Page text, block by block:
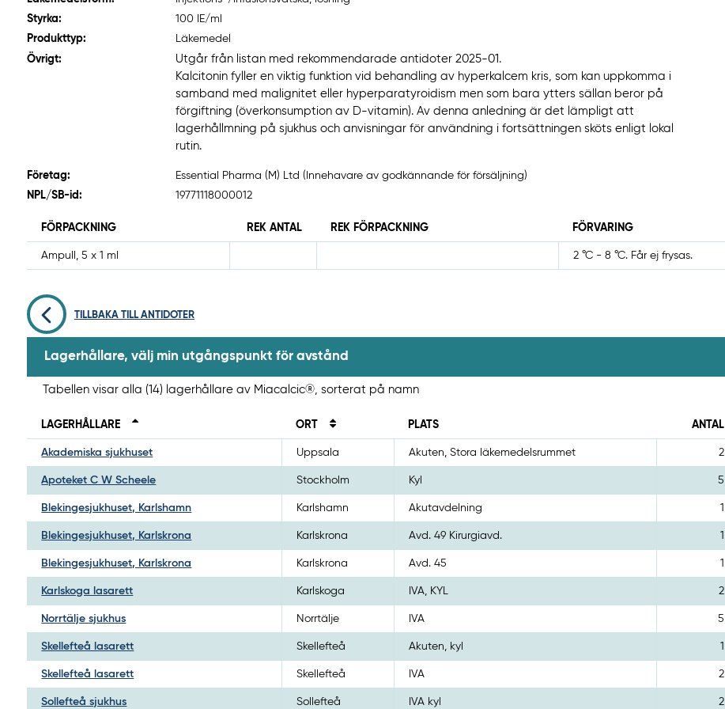
Styrka:
100 IE/ml
Produkttyp:
Läkemedel
Övrigt:
Utgår från listan med rekommendarade antidoter 2025-01.
Kalcitonin fyller en viktig funktion vid behandling av hyperkalcem kris, som kan uppkomma i
samband med malignitet eller hyperparatyroidism men som bara ytters sällan beror på
förgiftning (överkonsumption av D-vitamin). Av denna anledning är det lämpligt att
lagerhållmning på sjukhus och anvisningar för användning i fortsättningen sköts enligt lokal
rutin.
Företag:
Essential Pharma (M) Ltd (Innehavare av godkännande för försäljning)
NPL/SB-id:
19771118000012
FÖRPACKNING REK ANTAL REK FÖRPACKNING FÖRVARING
Ampull, 5 x 1 ml 2 °C - 8 °C. Får ej frysas.
TILLBAKA TILL ANTIDOTER
Lagerhållare, välj min utgångspunkt för avstånd
Tabellen visar alla (14) lagerhållare av Miacalcic®, sorterat på namn
LAGERHÅLLARE ORT PLATS ANTAL
Akademiska sjukhuset Uppsala Akuten, Stora läkemedelsrummet 2
Apoteket C W Scheele Stockholm Kyl 5
Blekingesjukhuset, Karlshamn Karlshamn Akutavdelning 1
Blekingesjukhuset, Karlskrona Karlskrona Avd. 49 Kirurgiavd. 1
Blekingesjukhuset, Karlskrona Karlskrona Avd. 45 1
Karlskoga lasarett Karlskoga IVA, KYL 2
Norrtälje sjukhus Norrtälje IVA 5
Skellefteå lasarett Skellefteå Akuten, kyl 1
Skellefteå lasarett Skellefteå IVA 2
Sollefteå sjukhus Sollefteå IVA kyl 2